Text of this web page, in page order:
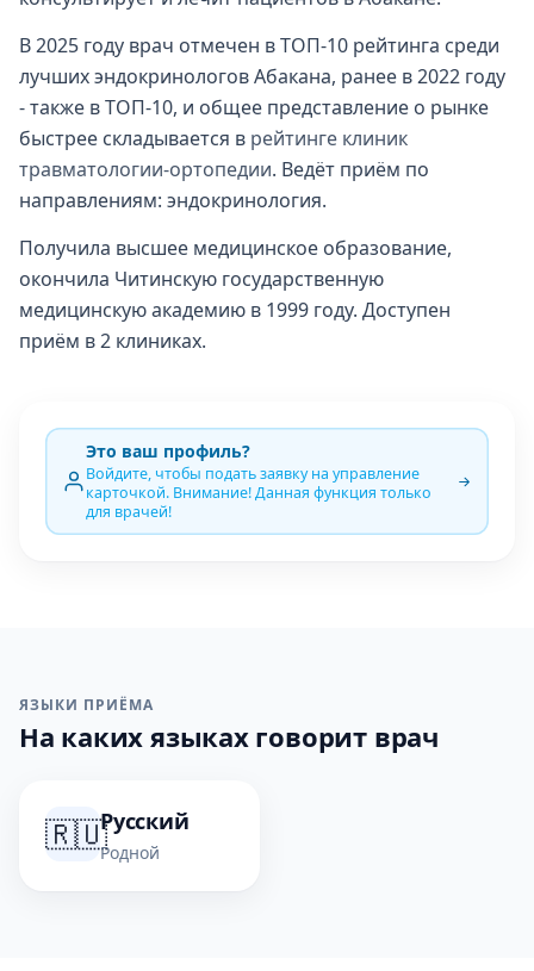
В 2025 году врач отмечен в ТОП-10 рейтинга среди
лучших эндокринологов Абакана, ранее в 2022 году
- также в ТОП-10, и общее представление о рынке
быстрее складывается в рейтинге клиник
травматологии-ортопедии. Ведёт приём по
направлениям: эндокринология.
Получила высшее медицинское образование,
окончила Читинскую государственную
медицинскую академию в 1999 году. Доступен
приём в 2 клиниках.
Это ваш профиль?
Войдите, чтобы подать заявку на управление
карточкой. Внимание! Данная функция только
для врачей!
ЯЗЫКИ ПРИЁМА
На каких языках говорит врач
🇷🇺Русский
Родной